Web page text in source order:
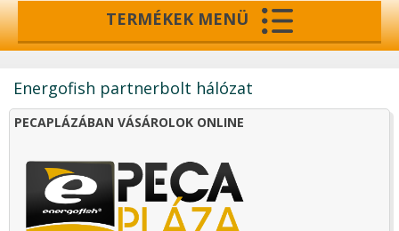
TERMÉKEK MENÜ
Energofish partnerbolt hálózat
PECAPLÁZÁBAN VÁSÁROLOK ONLINE